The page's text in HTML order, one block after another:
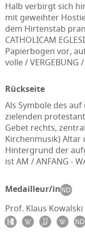
Halb verbirgt sich
mit geweihter
dem Hirtenstab
CATHOLICAM
Papierbogen vor,
volle / VERGEBUNG
Rückseite
Als Symbole des
zielenden
Gebet rechts,
Kirchenmusik) Altar
Hintergrund der
ist AM / ANFANG -
Medailleur/in
Prof. Klaus Kowalski